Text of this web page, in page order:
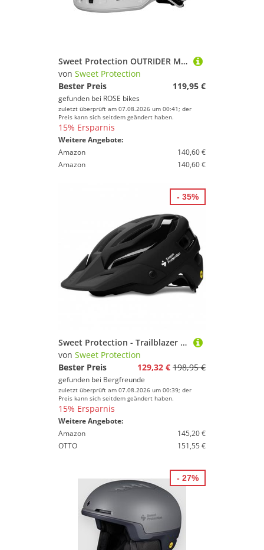
Sweet Protection OUTRIDER MIPS Fahrradhelm
von Sweet Protection
Bester Preis
119,95 €
gefunden bei ROSE bikes
zuletzt überprüft am 07.08.2026 um 00:41; der
Preis kann sich seitdem geändert haben.
15% Ersparnis
Weitere Angebote:
Amazon
140,60 €
Amazon
140,60 €
Sweet Protection - Trailblazer Mips Helmet - Radhelm Gr 56-59 cm - M/L schwarz
von Sweet Protection
Bester Preis
129,32 € 198,95 €
gefunden bei Bergfreunde
zuletzt überprüft am 07.08.2026 um 00:39; der
Preis kann sich seitdem geändert haben.
15% Ersparnis
Weitere Angebote:
Amazon
145,20 €
OTTO
151,55 €
- 35%
- 27%